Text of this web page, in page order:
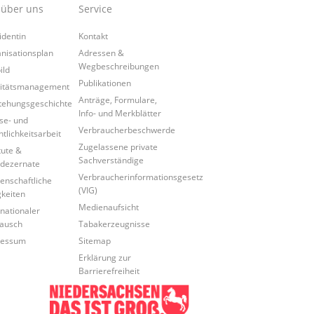
uns
und
&
Service
Kontakt
Adressen &
Wegbeschreibungen
Publikationen
Anträge, Formulare,
Info- und Merkblätter
Verbraucherbeschwerde
Zugelassene private
Sachverständige
Verbraucherinformationsgesetz
(VIG)
Medienaufsicht
Tabakerzeugnisse
Sitemap
Erklärung zur
Barrierefreiheit